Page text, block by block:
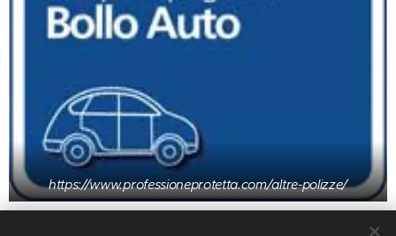
https://www.professioneprotetta.com/altre-polizze/